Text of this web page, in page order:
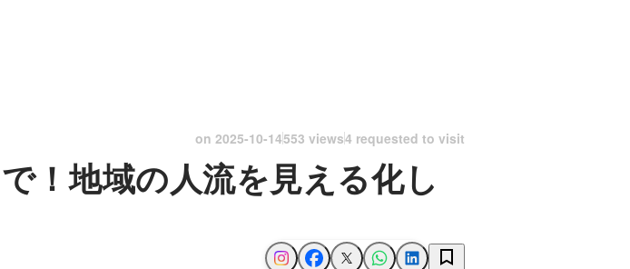
on 2025-10-14553 views4 requested to visit
！地域の人流を見える化し